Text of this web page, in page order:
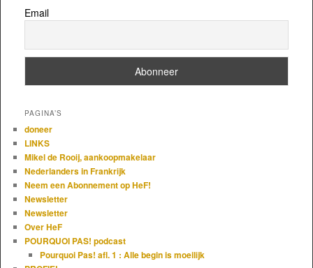
Email
PAGINA’S
doneer
LINKS
Mikel de Rooij, aankoopmakelaar
Nederlanders in Frankrijk
Neem een Abonnement op HeF!
Newsletter
Newsletter
Over HeF
POURQUOI PAS! podcast
Pourquoi Pas! afl. 1 : Alle begin is moeilijk